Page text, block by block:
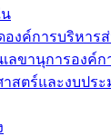
องค์การบริหาร
ลขานุการองค์
าสตร์และงบปร